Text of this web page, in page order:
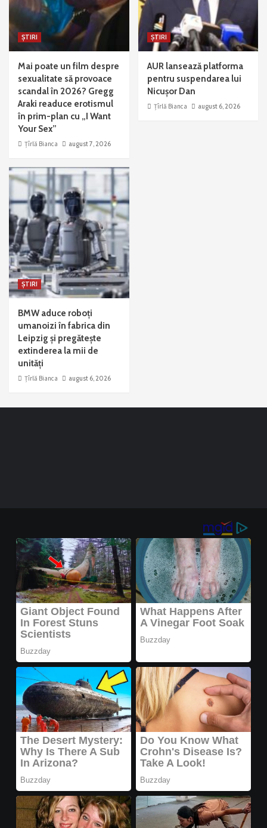
ȘTIRI
Mai poate un film despre
sexualitate să provoace
scandal în 2026? Gregg
Araki readuce erotismul
în prim-plan cu „I Want
Your Sex”
Țîrlă Bianca august 7, 2026
ȘTIRI
AUR lansează platforma
pentru suspendarea lui
Nicușor Dan
Țîrlă Bianca august 6, 2026
ȘTIRI
BMW aduce roboți
umanoizi în fabrica din
Leipzig și pregătește
extinderea la mii de
unități
Țîrlă Bianca august 6, 2026